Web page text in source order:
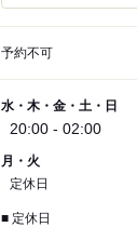
予約不可
水・木・金・土・日
20:00 - 02:00
月・火
定休日
■ 定休日